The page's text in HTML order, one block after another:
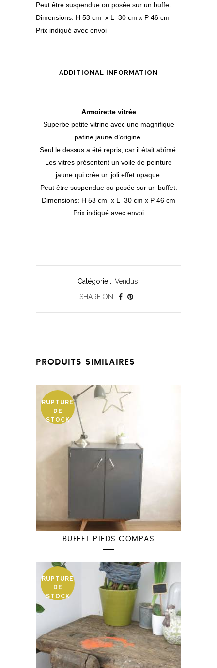
Peut être suspendue ou posée sur un buffet.
Dimensions: H 53 cm x L 30 cm x P 46 cm
Prix indiqué avec envoi
ADDITIONAL INFORMATION
Armoirette vitrée
Superbe petite vitrine avec une magnifique
patine jaune d’origine.
Seul le dessus a été repris, car il était abîmé.
Les vitres présentent un voile de peinture
jaune qui crée un joli effet opaque.
Peut être suspendue ou posée sur un buffet.
Dimensions: H 53 cm x L 30 cm x P 46 cm
Prix indiqué avec envoi
Catégorie : Vendus
SHARE ON:
PRODUITS SIMILAIRES
RUPTURE
DE
STOCK
BUFFET PIEDS COMPAS
RUPTURE
DE
STOCK